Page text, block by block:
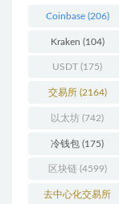
Coinbase(206)
Kraken (104)
USDT (175)
交易所(2164)
以太坊 (742)
冷钱包 (175)
区块链(4599)
去中心化交易所